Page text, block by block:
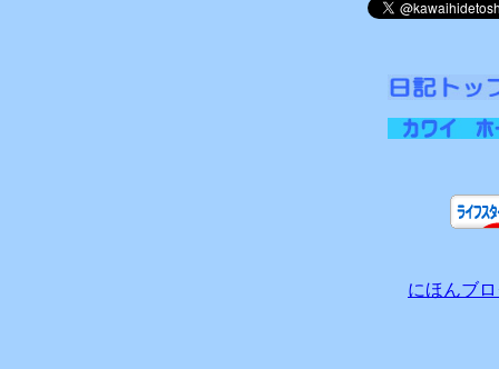
にほんブ